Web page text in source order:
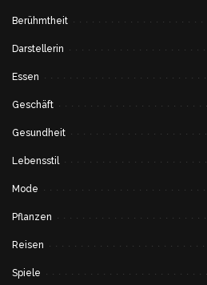
Berühmtheit
Darstellerin
Essen
Geschäft
Gesundheit
Lebensstil
Mode
Pflanzen
Reisen
Spiele